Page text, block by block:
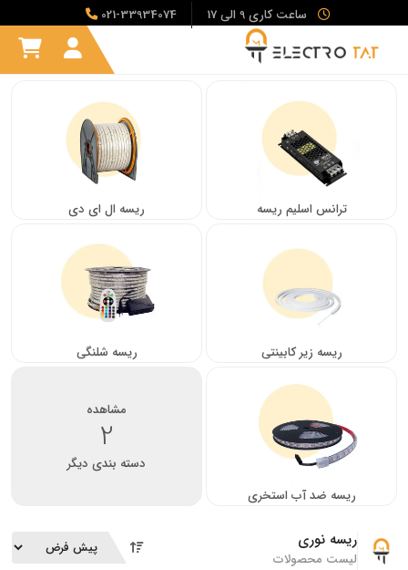
ساعت کاری 9 الی 17 021-33934074
ترانس اسلیم ریسه ریسه ال ای دی
ریسه زیر کابینتی ریسه شلنگی
ریسه ضد آب استخری
مشاهده
2
دسته بندی دیگر
ریسه نوری
لیست محصولات